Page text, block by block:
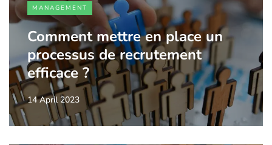
MANAGEMENT
Comment mettre en place un
processus de recrutement
efficace ?
14 April 2023